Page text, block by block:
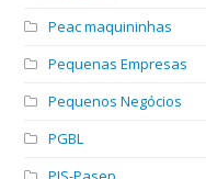
Peac maquininhas
Pequenas Empresas
Pequenos Negócios
PGBL